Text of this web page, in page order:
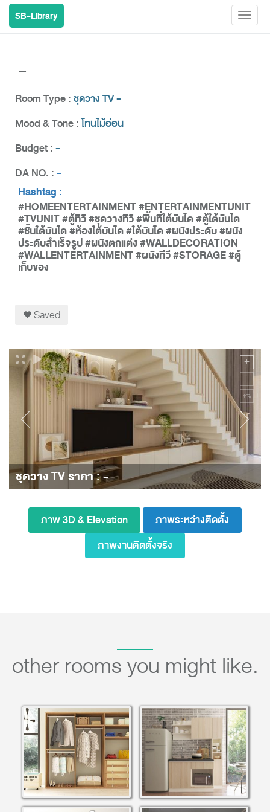
SB-Library
-
Room Type :ชุดวาง TV -
Mood & Tone :โทนไม้อ่อน
Budget :-
DA NO. :-
Hashtag :
#HOMEENTERTAINMENT #ENTERTAINMENTUNIT
#TVUNIT #ตู้ทีวี #ชุดวางทีวี #พื้นที่ใต้บันได #ตู้ใต้บันได
#ชั้นใต้บันได #ห้องใต้บันได #ใต้บันได #ผนังประดับ #ผนัง
ประดับสำเร็จรูป #ผนังตกแต่ง #WALLDECORATION
#WALLENTERTAINMENT #ผนังทีวี #STORAGE #ตู้
เก็บของ
Saved
ชุดวาง TV ราคา : -
ภาพ 3D & Elevation
ภาพระหว่างติดตั้ง
ภาพงานติดตั้งจริง
other rooms you might like.